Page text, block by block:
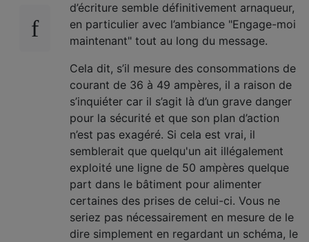
d’écriture semble définitivement arnaqueur,
en particulier avec l’ambiance "Engage-moi
maintenant" tout au long du message.
Cela dit, s’il mesure des consommations de
courant de 36 à 49 ampères, il a raison de
s’inquiéter car il s’agit là d’un grave danger
pour la sécurité et que son plan d’action
n’est pas exagéré. Si cela est vrai, il
semblerait que quelqu'un ait illégalement
exploité une ligne de 50 ampères quelque
part dans le bâtiment pour alimenter
certaines des prises de celui-ci. Vous ne
seriez pas nécessairement en mesure de le
dire simplement en regardant un schéma, le